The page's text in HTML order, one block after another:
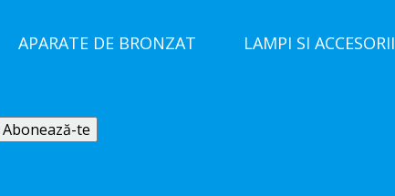
APARATE DE BRONZAT LAMPI SI ACCESORII